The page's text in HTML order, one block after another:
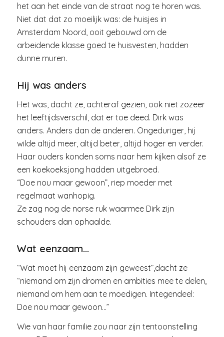
het aan het einde van de straat nog te horen was.
Niet dat dat zo moeilijk was: de huisjes in
Amsterdam Noord, ooit gebouwd om de
arbeidende klasse goed te huisvesten, hadden
dunne muren.
Hij was anders
Het was, dacht ze, achteraf gezien, ook niet zozeer
het leeftijdsverschil, dat er toe deed. Dirk was
anders. Anders dan de anderen. Ongeduriger, hij
wilde altijd meer, altijd beter, altijd hoger en verder.
Haar ouders konden soms naar hem kijken alsof ze
een koekoeksjong hadden uitgebroed.
“Doe nou maar gewoon”, riep moeder met
regelmaat wanhopig.
Ze zag nog de norse ruk waarmee Dirk zijn
schouders dan ophaalde.
Wat eenzaam…
“Wat moet hij eenzaam zijn geweest”,dacht ze
“niemand om zijn dromen en ambities mee te delen,
niemand om hem aan te moedigen. Integendeel:
Doe nou maar gewoon…”
Wie van haar familie zou naar zijn tentoonstelling